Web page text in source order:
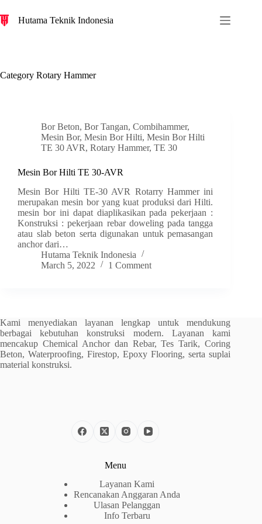
c
Hutama Teknik Indonesia
Category Rotary Hammer
Bor Beton, Bor Tangan, Combihammer,
Mesin Bor, Mesin Bor Hilti, Mesin Bor Hilti
TE 30 AVR, Rotary Hammer, TE 30
Mesin Bor Hilti TE 30-AVR
Mesin Bor Hilti TE-30 AVR Rotarry Hammer ini
merupakan mesin bor yang kuat produksi dari Hilti.
mesin bor ini dapat diaplikasikan pada pekerjaan :
Konstruksi : pekerjaan rebar doweling pada tangga
atau slab beton serta digunakan untuk pemasangan
anchor dari…
Hutama Teknik Indonesia
March 5, 2022
1 Comment
Kami menyediakan layanan lengkap untuk mendukung
berbagai kebutuhan konstruksi modern. Layanan kami
mencakup Chemical Anchor dan Rebar, Tes Tarik, Coring
Beton, Waterproofing, Firestop, Epoxy Flooring, serta suplai
material konstruksi.
Menu
Layanan Kami
Rencanakan Anggaran Anda
Ulasan Pelanggan
Info Terbaru